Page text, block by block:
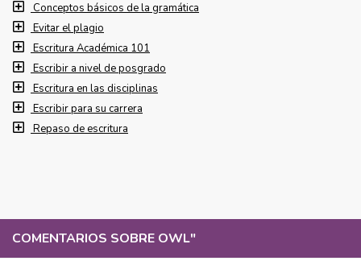
COMENTARIOS SOBRE OWL"
Conceptos básicos de la gramática
Evitar el plagio
Escritura Académica 101
Escribir a nivel de posgrado
Escritura en las disciplinas
Escribir para su carrera
Repaso de escritura